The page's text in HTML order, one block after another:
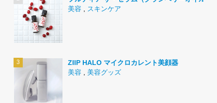
美容 , スキンケア
ZIIP HALO マイクロカレント美顔器
美容 , 美容グッズ